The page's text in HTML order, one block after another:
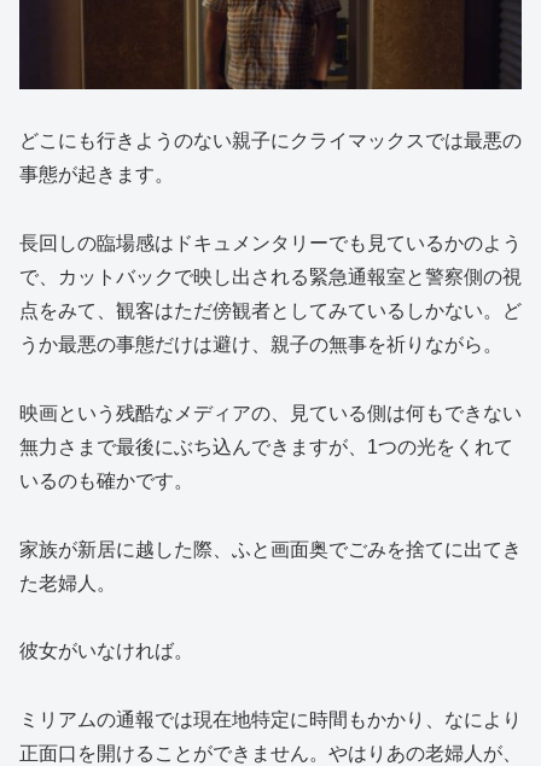
どこにも行きようのない親子にクライマックスでは最悪の
事態が起きます。
長回しの臨場感はドキュメンタリーでも見ているかのよう
で、カットバックで映し出される緊急通報室と警察側の視
点をみて、観客はただ傍観者としてみているしかない。ど
うか最悪の事態だけは避け、親子の無事を祈りながら。
映画という残酷なメディアの、見ている側は何もできない
無力さまで最後にぶち込んできますが、1つの光をくれて
いるのも確かです。
家族が新居に越した際、ふと画面奥でごみを捨てに出てき
た老婦人。
彼女がいなければ。
ミリアムの通報では現在地特定に時間もかかり、なにより
正面口を開けることができません。やはりあの老婦人が、